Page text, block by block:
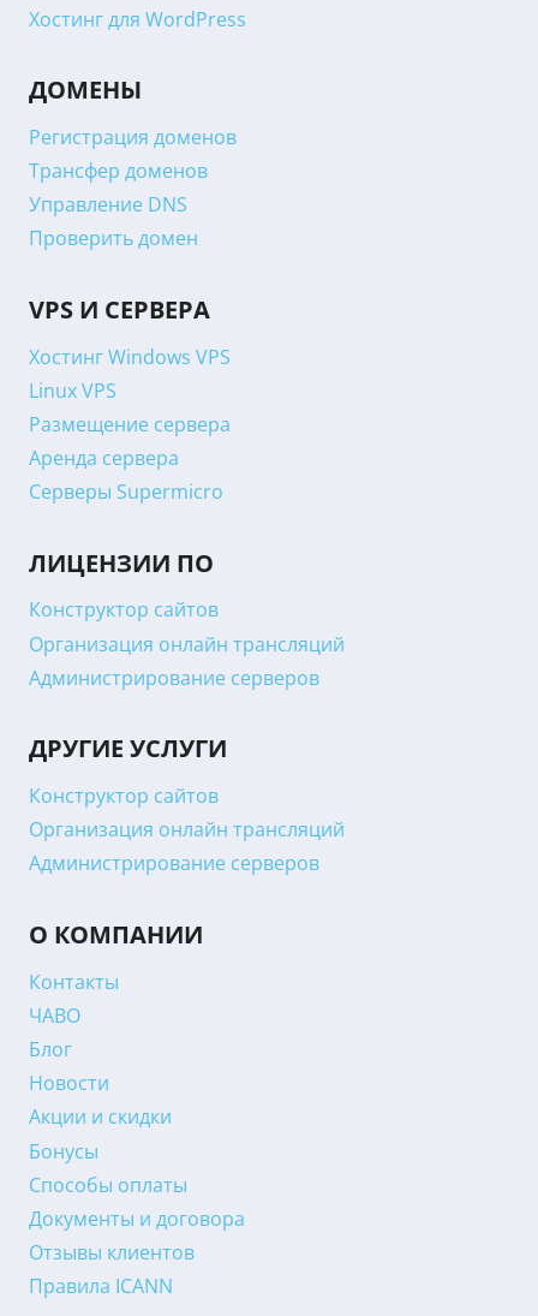
Хостинг для WordPress
ДОМЕНЫ
Регистрация доменов
Трансфер доменов
Управление DNS
Проверить домен
VPS И СЕРВЕРА
Хостинг Windows VPS
Linux VPS
Размещение сервера
Аренда сервера
Серверы Supermicro
ЛИЦЕНЗИИ ПО
Конструктор сайтов
Организация онлайн трансляций
Администрирование серверов
ДРУГИЕ УСЛУГИ
Конструктор сайтов
Организация онлайн трансляций
Администрирование серверов
О КОМПАНИИ
Контакты
ЧАВО
Блог
Новости
Акции и скидки
Бонусы
Способы оплаты
Документы и договора
Отзывы клиентов
Правила ICANN